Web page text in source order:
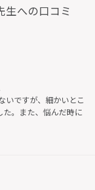
生への口コミ
いですが、細かいとこ
た。また、悩んだ時に